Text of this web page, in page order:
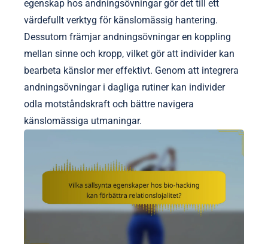
egenskap hos andningsövningar gör det till ett
värdefullt verktyg för känslomässig hantering.
Dessutom främjar andningsövningar en koppling
mellan sinne och kropp, vilket gör att individer kan
bearbeta känslor mer effektivt. Genom att integrera
andningsövningar i dagliga rutiner kan individer
odla motståndskraft och bättre navigera
känslomässiga utmaningar.